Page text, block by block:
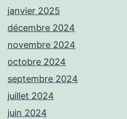
janvier 2025
décembre 2024
novembre 2024
octobre 2024
septembre 2024
juillet 2024
juin 2024